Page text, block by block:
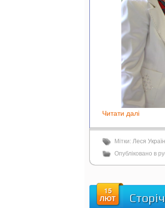
Читати далі
Мітки: Леся
Опубліковано в
15
ЛЮТ